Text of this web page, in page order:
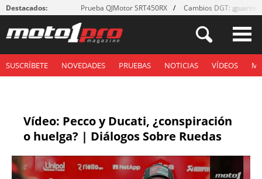
Destacados: Prueba QJMotor SRT450RX Cambios DGT: ¡guantes!
SUSCRÍBETE NOVEDADES PRUEBAS NOTICIAS VÍDEOS
Vídeo: Pecco y Ducati, ¿conspiración
o huelga? | Diálogos Sobre Ruedas